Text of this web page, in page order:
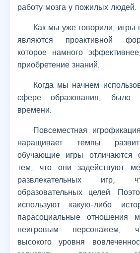
работу мозга у пожилых людей.
Как мы уже говорили, игры
являются проактивной
которое намного
приобретение знаний.
Когда мы начнем
сфере образования, было
времени.
Повсеместная
наращивает темпы
обучающие игры отличаются
тем, что они задействуют
развлекательных игр,
образовательных целей.
используют какую-либо
парасоциальные отношения
неигровым персонажем,
высокого уровня